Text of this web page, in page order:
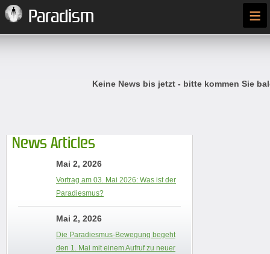
Paradism ≡
Keine News bis jetzt - bitte kommen Sie
News Articles
Mai 2, 2026
Vortrag am 03. Mai 2026: Was ist der
Paradiesmus?
Mai 2, 2026
Die Paradiesmus-Bewegung begeht
den 1. Mai mit einem Aufruf zu neuer